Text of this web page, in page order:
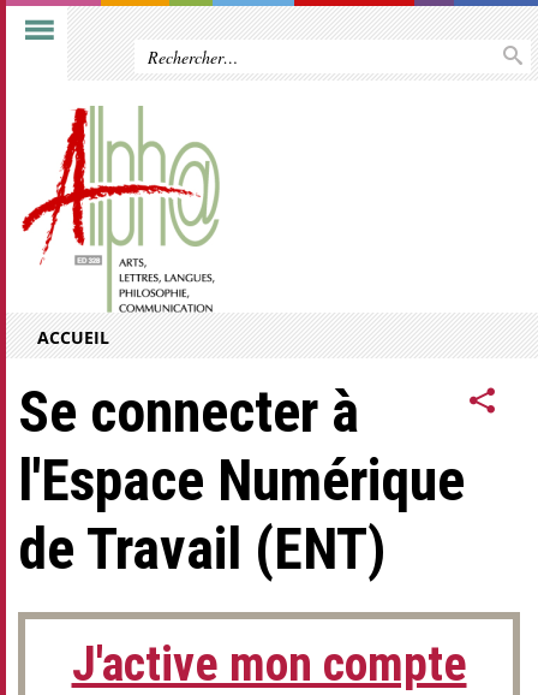
ACCUEIL
Se connecter à
l'Espace Numérique
de Travail (ENT)
J'active mon compte